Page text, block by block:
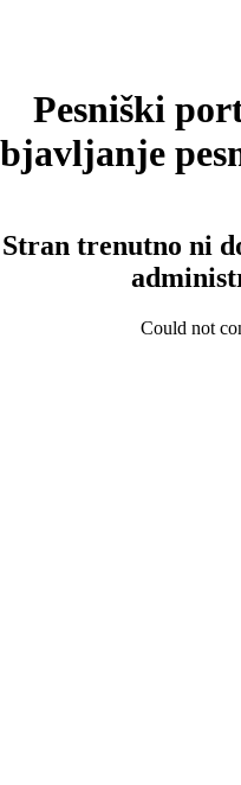
Pesniški
Stran trenutno ni
Could not